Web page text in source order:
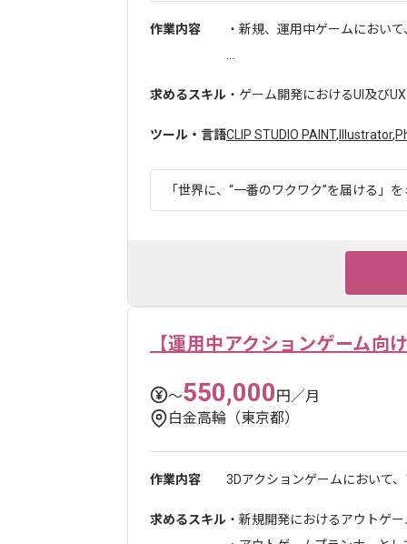
作業内容
・新規、運用中ゲームにおい
求めるスキル ・ゲーム開発におけるUI及び
ツール・言語CLIP STUDIO PAINT, Illustrator,
「世界に、“一番のワクワク”を届ける」
【運用中アクションゲーム向
〜550,000円／月
白金高輪（東京都）
作業内容 3Dアクションゲームにおいて
求めるスキル ・新規開発におけるアウトゲ